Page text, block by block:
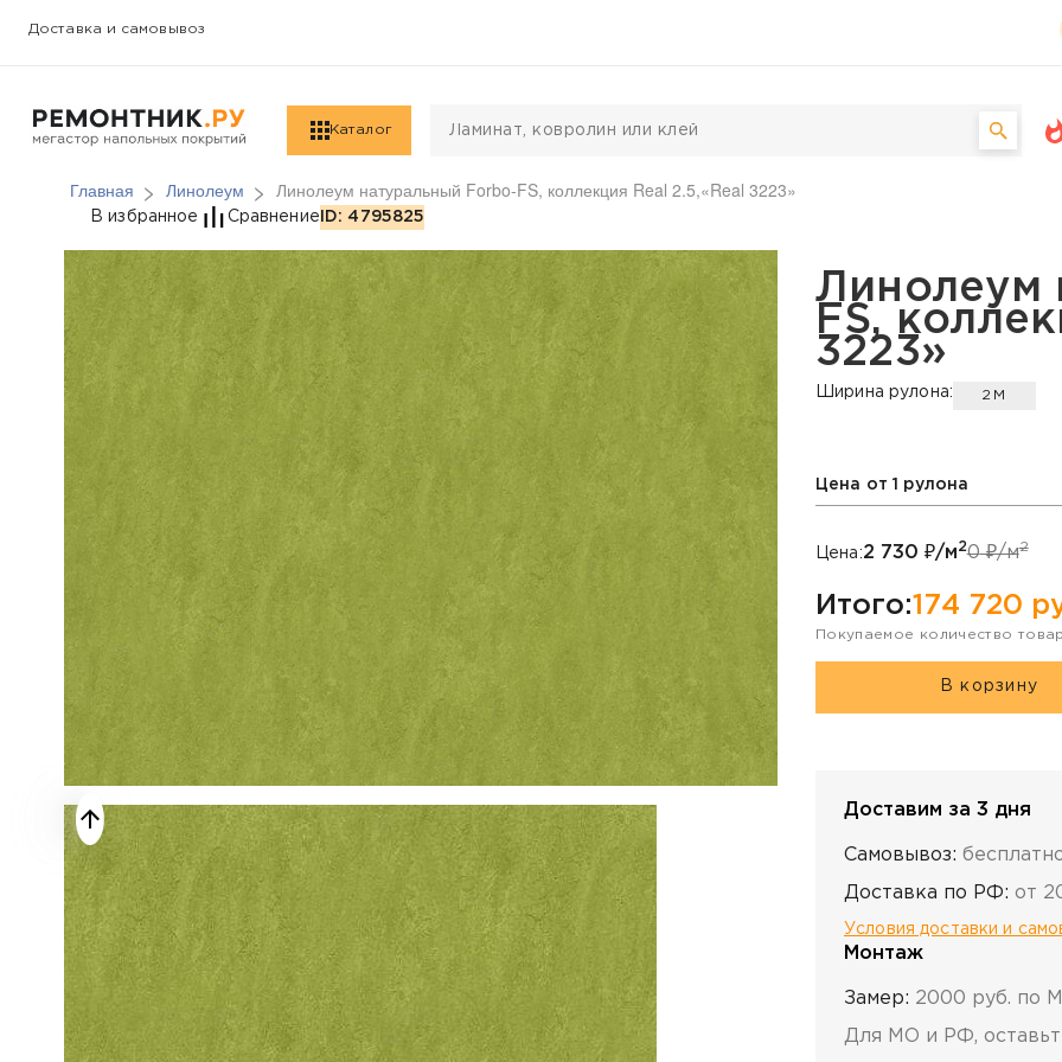
Доставка и самовывоз
Каталог
Главная Линолеум Линолеум натуральный Forbo-FS, коллекция Real 2.5,«Real 3223»
Линолеум натуральный Forbo-FS, коллекция
В избранное Сравнение ID: 4795825
Линолеум
FS,
3223»
Ширина рулона: 2М
Цена от 1 рулона
Цена:2 730 ₽/м20₽/м2
Итого:174 720
Покупаемое количество
В корзину
Доставим за 3 дня
Самовывоз:
Доставка по РФ: от
Условия доставки и
Монтаж
Замер: 2000 руб. по
Для МО и РФ,